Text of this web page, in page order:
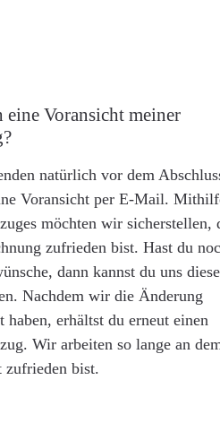
eine Voransicht meiner
natürlich vor dem
Voransicht per E-Mail.
möchten wir sicherstellen,
zufrieden bist. Hast du
dann kannst du uns
Nachdem wir die Änderung
haben, erhältst du erneut einen
Wir arbeiten so lange an
zufrieden bist.